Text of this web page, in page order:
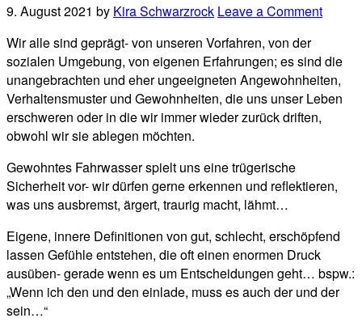
9. August 2021 by Kira Schwarzrock Leave a Comment
Wir alle sind geprägt- von unseren Vorfahren, von der
sozialen Umgebung, von eigenen Erfahrungen; es sind die
unangebrachten und eher ungeeigneten Angewohnheiten,
Verhaltensmuster und Gewohnheiten, die uns unser Leben
erschweren oder in die wir immer wieder zurück driften,
obwohl wir sie ablegen möchten.
Gewohntes Fahrwasser spielt uns eine trügerische
Sicherheit vor- wir dürfen gerne erkennen und reflektieren,
was uns ausbremst, ärgert, traurig macht, lähmt…
Eigene, innere Definitionen von gut, schlecht, erschöpfend
lassen Gefühle entstehen, die oft einen enormen Druck
ausüben- gerade wenn es um Entscheidungen geht… bspw.:
„Wenn ich den und den einlade, muss es auch der und der
sein…“